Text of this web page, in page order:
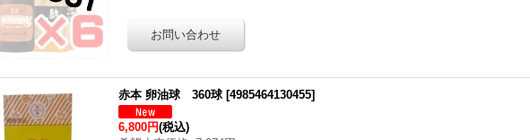
赤本 卵油球 360球 [4985464130455]
6,800円(税込)